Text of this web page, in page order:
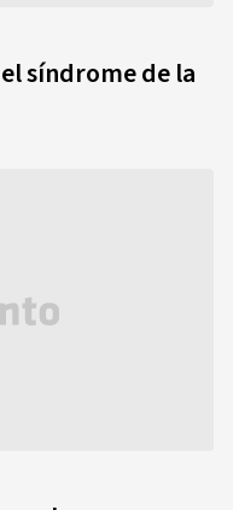
síndrome de la